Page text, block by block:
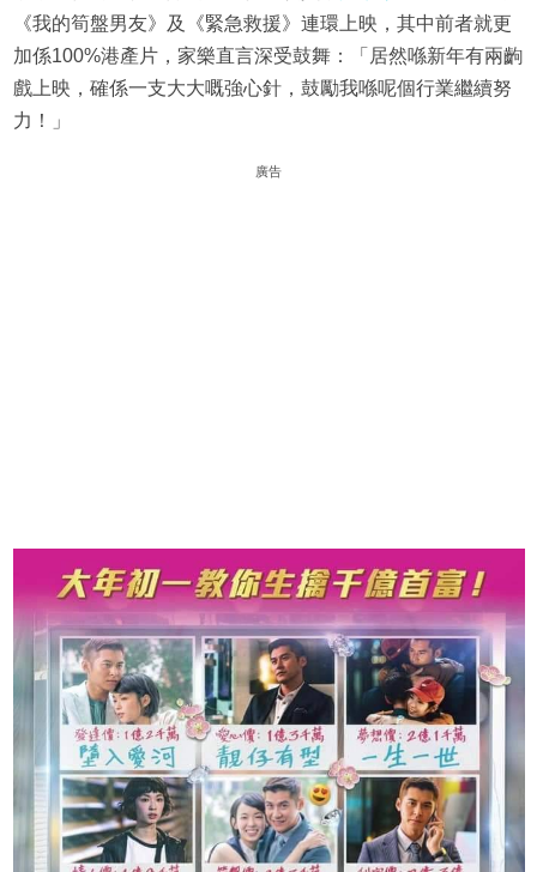
《我的筍盤男友》及《緊急救援》連環上映，其中前者就更
加係100%港產片，家樂直言深受鼓舞：「居然喺新年有兩齣
戲上映，確係一支大大嘅強心針，鼓勵我喺呢個行業繼續努
力！」
廣告